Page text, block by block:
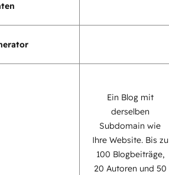
Ein Blog mit
derselben
Subdomain wie
Ihre Website. Bis zu
100 Blogbeiträge,
20 Autoren und 50